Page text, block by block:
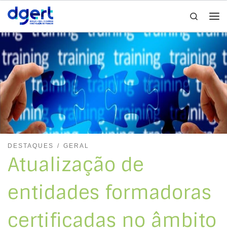
Skip to content
Search
DESTAQUES GERAL
Atualização de
entidades formadoras
certificadas no âmbito